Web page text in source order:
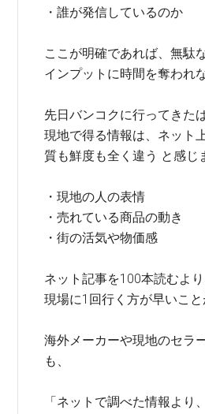
・誰が発信しているのか
ここが明確であれば、無駄
インプットに時間を奪われ
先日バンコクに行ってきた
現地で得る情報は、ネット
質も鮮度も全く違う と感じ
・現地の人の表情
・売れている商品の動き
・街の活気や物価感
ネット記事を100本読むより
現場に1回行く方が早いこと
海外メーカーや現地のセラ
も、
「ネットで調べた情報より